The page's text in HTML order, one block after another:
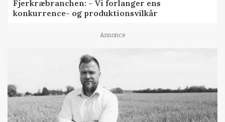
Fjerkræbranchen: - Vi forlanger ens
konkurrence- og produktionsvilkår
Annonce